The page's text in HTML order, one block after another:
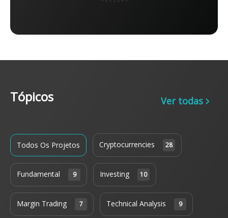
Tópicos Ver todas
Todos Os Projetos Cryptocurrencies 28
Fundamental 9 Investing 10
Margin Trading 7 Technical Analysis 9